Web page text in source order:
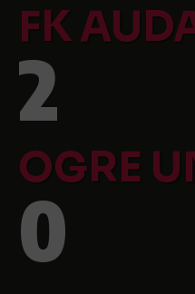
FK
2
OGRE
0